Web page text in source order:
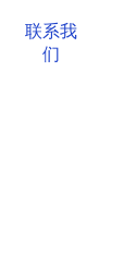
联系我
们